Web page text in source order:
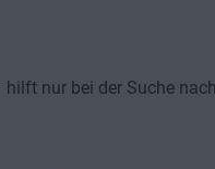
nur bei der Suche